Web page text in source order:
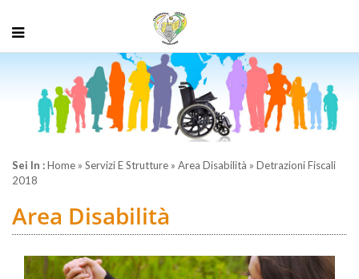
Sei In :Home » Servizi E Strutture » Area Disabilità » Detrazioni Fiscali
2018
Area Disabilità